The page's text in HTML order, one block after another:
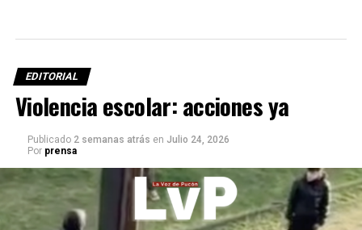
EDITORIAL
Violencia escolar: acciones ya
Publicado 2 semanas atrás en Julio 24, 2026
Por prensa